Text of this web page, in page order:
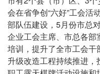
会在省争创“六好”工会活
部队伍建设，5月份市总
企业工会主席、市总各
培训，提升了全市工会
升级改造工程持续推进